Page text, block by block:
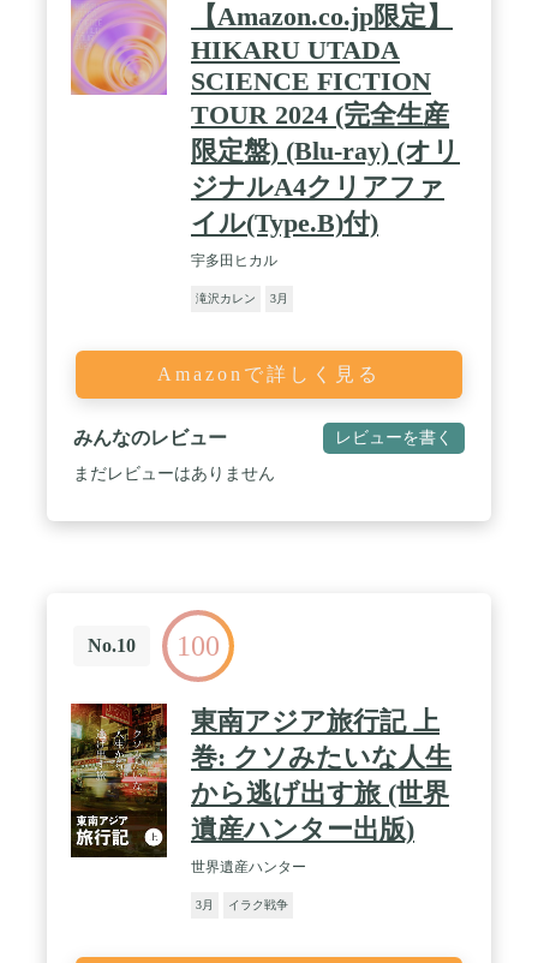
【Amazon.co.jp限定】
HIKARU UTADA
SCIENCE FICTION
TOUR 2024 (完全生産
限定盤) (Blu-ray) (オリ
ジナルA4クリアファ
イル(Type.B)付)
宇多田ヒカル
滝沢カレン 3月
Amazonで詳しく見る
みんなのレビュー レビューを書く
まだレビューはありません
No.10 100
東南アジア旅行記 上
巻: クソみたいな人生
から逃げ出す旅 (世界
遺産ハンター出版)
世界遺産ハンター
3月 イラク戦争